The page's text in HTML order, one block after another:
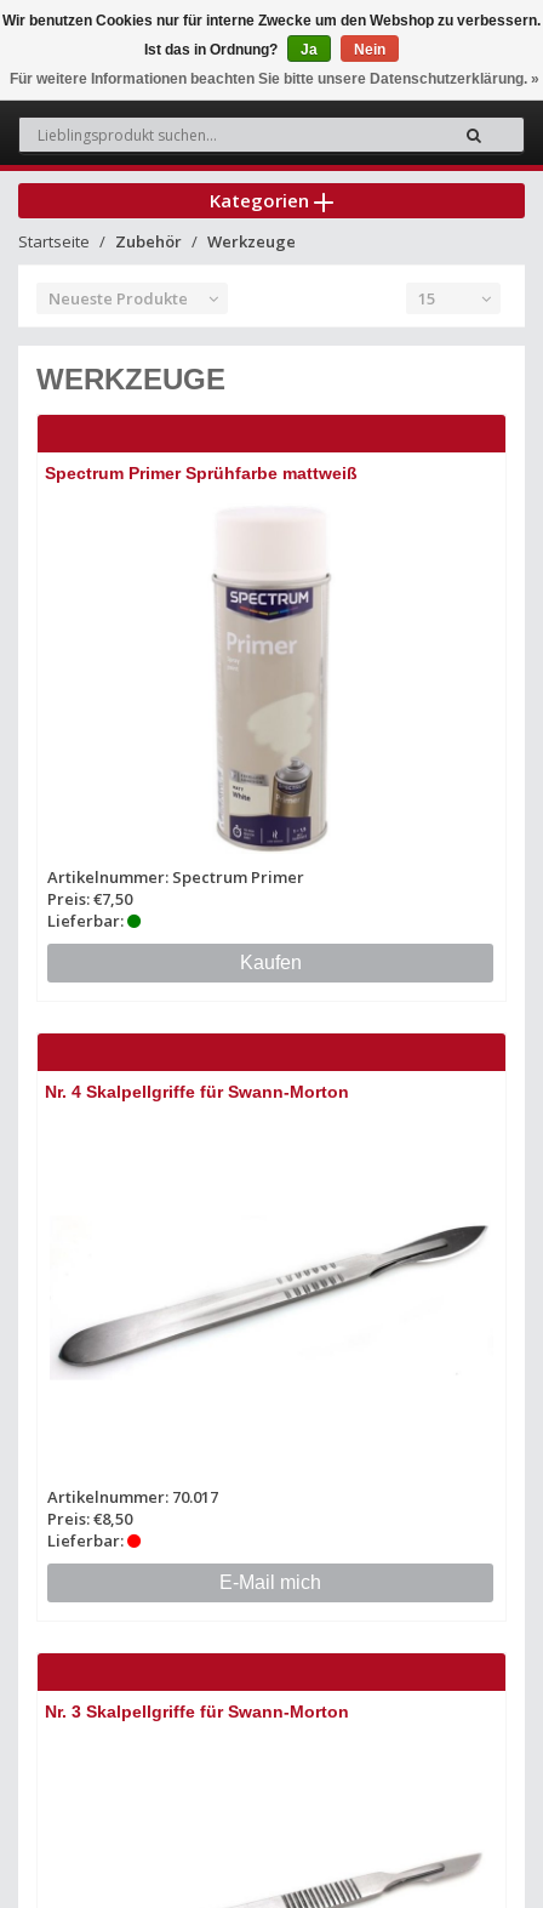
0
Kategorien
Startseite Zubehör Werkzeuge
Neueste Produkte 15
WERKZEUGE
Spectrum Primer Sprühfarbe mattweiß
Artikelnummer: Spectrum Primer
Preis: €7,50
Lieferbar:
Kaufen
Nr. 4 Skalpellgriffe für Swann-Morton
Artikelnummer: 70.017
Preis: €8,50
Lieferbar:
E-Mail mich
Nr. 3 Skalpellgriffe für Swann-Morton
Wir benutzen Cookies nur für interne Zwecke um den Webshop zu verbessern.
Ist das in Ordnung?
Ja
Nein
Für weitere Informationen beachten Sie bitte unsere Datenschutzerklärung. »